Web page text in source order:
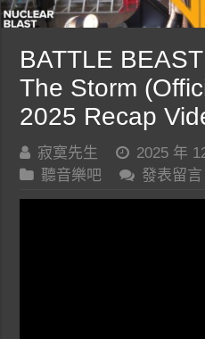
BATTLE
The Storm
2025 Recap
寂寞先生
2025 年
聽音樂吧
發表留言